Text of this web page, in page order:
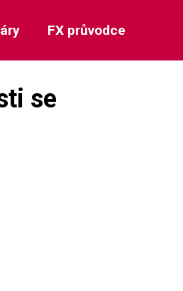
FX průvodce
se